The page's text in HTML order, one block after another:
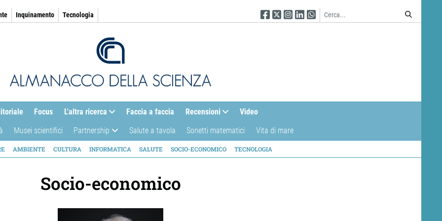
Inquinamento Tecnologia Seguici su Facebook
Seguici su Twitter
Seguici su Instagram
Seguici su Linkedin
Seguici su WhatsApp
Focus L'altra ricerca Faccia a faccia Recensioni Video
Musei scientifici Partnership Salute a tavola Sonetti matematici Vita di mare
AMBIENTE CULTURA INFORMATICA SALUTE SOCIO-ECONOMICO TECNOLOGIA
Socio-economico